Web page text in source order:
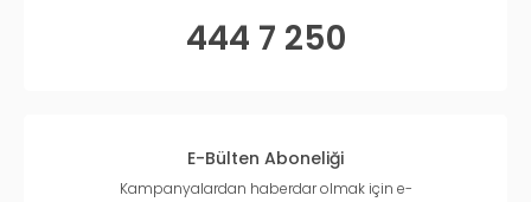
444 7 250
E-Bülten Aboneliği
Kampanyalardan haberdar olmak için e-